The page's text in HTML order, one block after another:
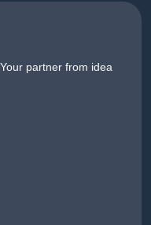
partner from idea